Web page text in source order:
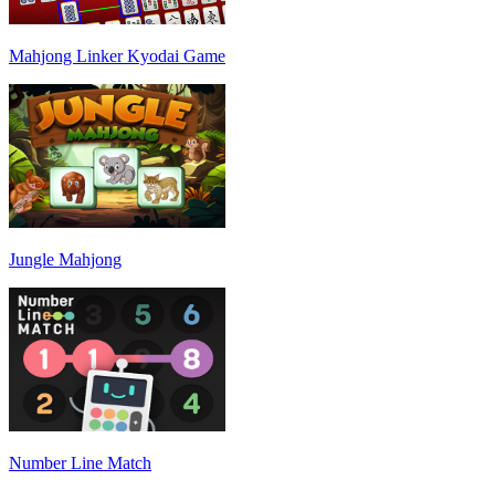
Mahjong Linker Kyodai Game
Jungle Mahjong
Number Line Match